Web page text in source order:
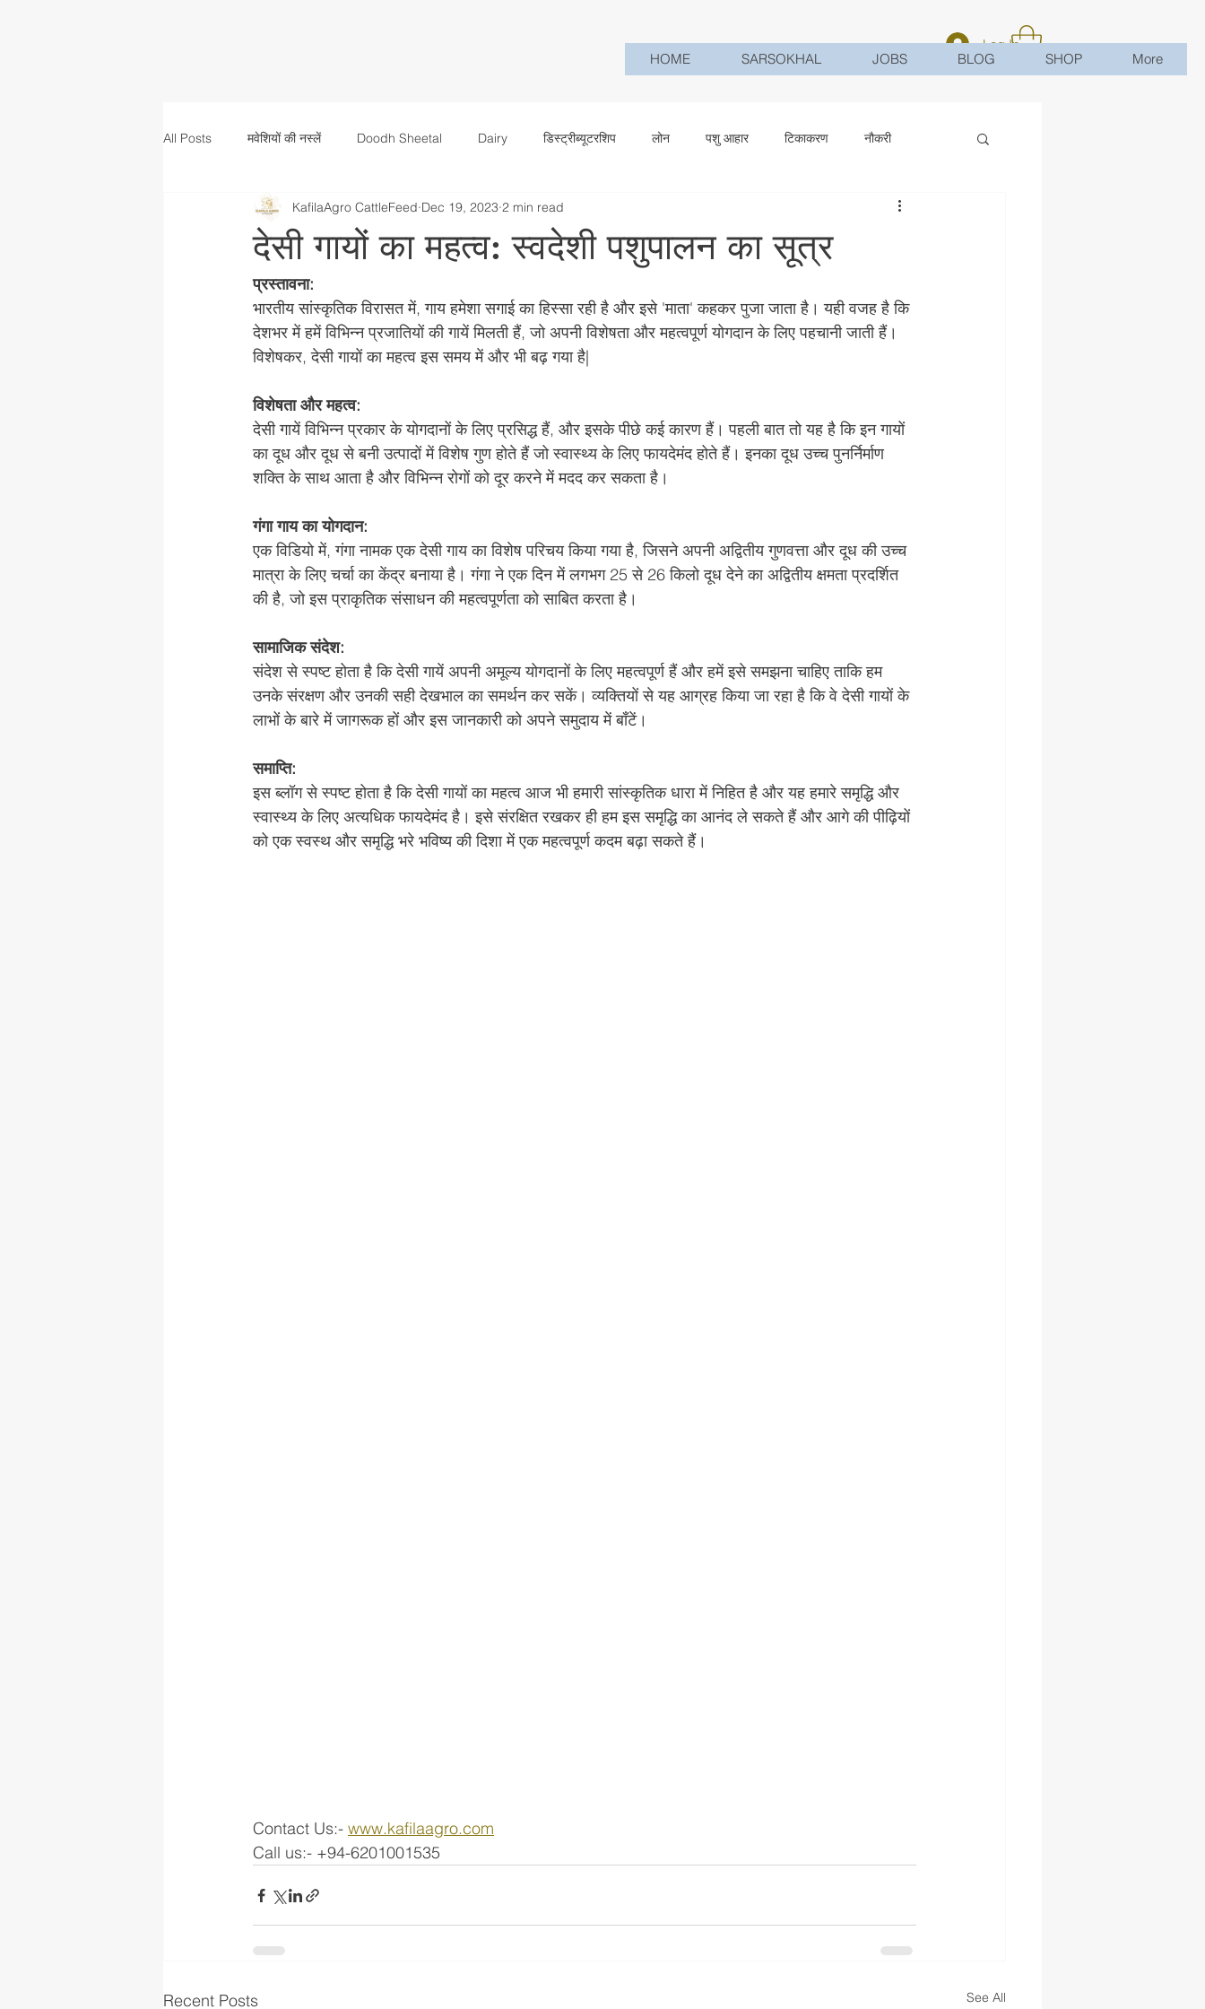
HOME SARSOKHAL JOBS BLOG SHOP More
Log In
All Posts मवेशियों की नस्लें Doodh Sheetal Dairy डिस्ट्रीब्यूटरशिप लोन पशु आहार टिकाकरण नौकरी
देसी गायों का महत्व: स्वदेशी पशुपालन का सूत्र
KafilaAgro CattleFeed Dec 19, 2023 2 min read
प्रस्तावना:
भारतीय सांस्कृतिक विरासत में, गाय हमेशा सगाई का हिस्सा रही है और इसे 'माता' कहकर पुजा जाता है। यही वजह है कि
देशभर में हमें विभिन्न प्रजातियों की गायें मिलती हैं, जो अपनी विशेषता और महत्वपूर्ण योगदान के लिए पहचानी जाती हैं।
विशेषकर, देसी गायों का महत्व इस समय में और भी बढ़ गया है|
विशेषता और महत्व:
देसी गायें विभिन्न प्रकार के योगदानों के लिए प्रसिद्ध हैं, और इसके पीछे कई कारण हैं। पहली बात तो यह है कि इन गायों
का दूध और दूध से बनी उत्पादों में विशेष गुण होते हैं जो स्वास्थ्य के लिए फायदेमंद होते हैं। इनका दूध उच्च पुनर्निर्माण
शक्ति के साथ आता है और विभिन्न रोगों को दूर करने में मदद कर सकता है।
गंगा गाय का योगदान:
एक विडियो में, गंगा नामक एक देसी गाय का विशेष परिचय किया गया है, जिसने अपनी अद्वितीय गुणवत्ता और दूध की उच्च
मात्रा के लिए चर्चा का केंद्र बनाया है। गंगा ने एक दिन में लगभग 25 से 26 किलो दूध देने का अद्वितीय क्षमता प्रदर्शित
की है, जो इस प्राकृतिक संसाधन की महत्वपूर्णता को साबित करता है।
सामाजिक संदेश:
संदेश से स्पष्ट होता है कि देसी गायें अपनी अमूल्य योगदानों के लिए महत्वपूर्ण हैं और हमें इसे समझना चाहिए ताकि हम
उनके संरक्षण और उनकी सही देखभाल का समर्थन कर सकें। व्यक्तियों से यह आग्रह किया जा रहा है कि वे देसी गायों के
लाभों के बारे में जागरूक हों और इस जानकारी को अपने समुदाय में बाँटें।
समाप्ति:
इस ब्लॉग से स्पष्ट होता है कि देसी गायों का महत्व आज भी हमारी सांस्कृतिक धारा में निहित है और यह हमारे समृद्धि और
स्वास्थ्य के लिए अत्यधिक फायदेमंद है। इसे संरक्षित रखकर ही हम इस समृद्धि का आनंद ले सकते हैं और आगे की पीढ़ियों
को एक स्वस्थ और समृद्धि भरे भविष्य की दिशा में एक महत्वपूर्ण कदम बढ़ा सकते हैं।
Contact Us:- www.kafilaagro.com
Call us:- +94-6201001535
Recent Posts See All